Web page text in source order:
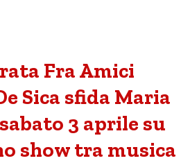
Fra Amici
Sica sfida Maria
3 aprile su
show tra musica